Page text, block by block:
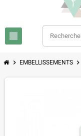
view_headline
chevron_right EMBELLISSEMENTS chevron_right